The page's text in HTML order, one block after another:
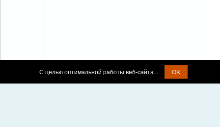
С целью оптимальной работы веб-сайта... OK